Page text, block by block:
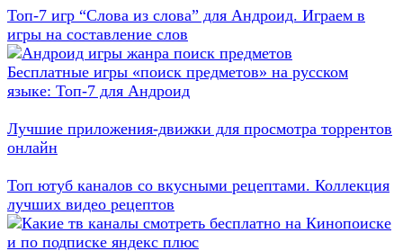
Топ-7 игр “Слова из слова” для Андроид. Играем в
игры на составление слов
Бесплатные игры «поиск предметов» на русском
языке: Топ-7 для Андроид
Лучшие приложения-движки для просмотра торрентов
онлайн
Топ ютуб каналов со вкусными рецептами. Коллекция
лучших видео рецептов